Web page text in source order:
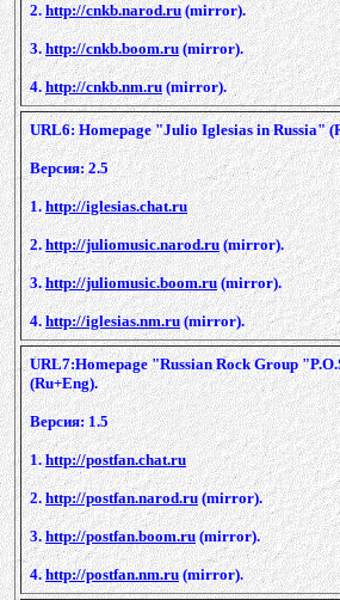
2.http://cnkb.narod.ru(mirror).
3.http://cnkb.boom.ru(mirror).
4.http://cnkb.nm.ru(mirror).
URL6: Homepage "Julio Iglesias in Russia"
Версия: 2.5
1.http://iglesias.chat.ru
2.http://juliomusic.narod.ru(mirror).
3.http://juliomusic.boom.ru(mirror).
4.http://iglesias.nm.ru(mirror).
URL7:Homepage "Russian Rock Group
(Ru+Eng).
Версия: 1.5
1.http://postfan.chat.ru
2.http://postfan.narod.ru(mirror).
3.http://postfan.boom.ru(mirror).
4.http://postfan.nm.ru(mirror).